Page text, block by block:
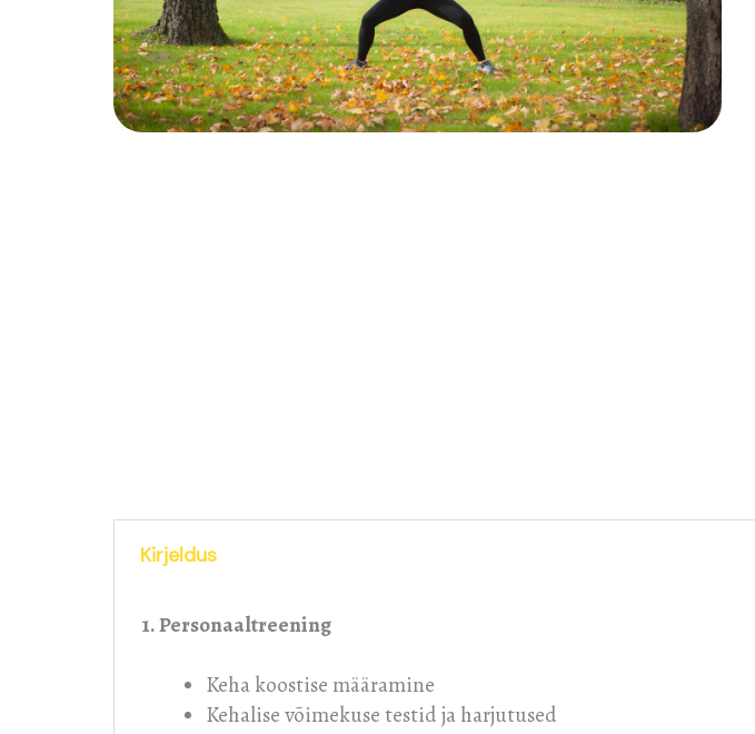
Kirjeldus
1. Personaaltreening
Keha koostise määramine
Kehalise võimekuse testid ja harjutused